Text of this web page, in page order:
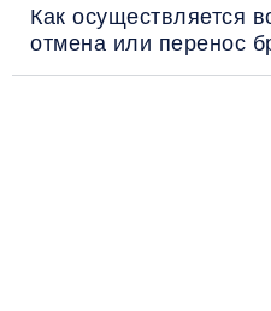
Как осуществляется
отмена или перенос